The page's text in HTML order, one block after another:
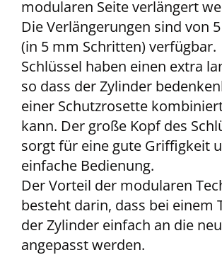
modularen Seite verlängert
Die Verlängerungen sind von
(in 5 mm Schritten)
Schlüssel haben einen extra
so dass der Zylinder
einer Schutzrosette
kann. Der große Kopf des
sorgt für eine gute Griffigkeit
einfache Bedienung.
Der Vorteil der modularen
besteht darin, dass bei einem
der Zylinder einfach an die
angepasst werden.